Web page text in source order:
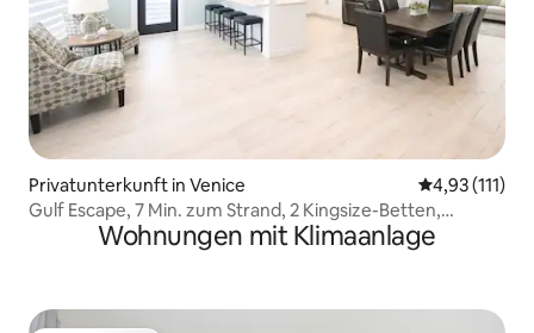
Privatunterkunft in Venice
4,93 (111)
Gulf Escape, 7 Min. zum Strand, 2 Kingsize-Betten,
Haustiere, Platz für 10 Personen
Wohnungen mit Klimaanlage